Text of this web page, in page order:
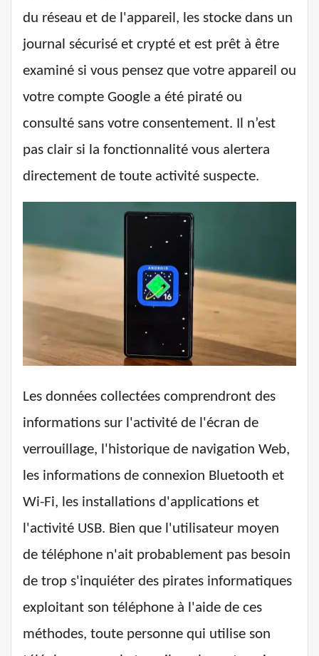
du réseau et de l'appareil, les stocke dans un
journal sécurisé et crypté et est prêt à être
examiné si vous pensez que votre appareil ou
votre compte Google a été piraté ou
consulté sans votre consentement. Il n’est
pas clair si la fonctionnalité vous alertera
directement de toute activité suspecte.
Les données collectées comprendront des
informations sur l'activité de l'écran de
verrouillage, l'historique de navigation Web,
les informations de connexion Bluetooth et
Wi-Fi, les installations d'applications et
l'activité USB. Bien que l'utilisateur moyen
de téléphone n'ait probablement pas besoin
de trop s'inquiéter des pirates informatiques
exploitant son téléphone à l'aide de ces
méthodes, toute personne qui utilise son